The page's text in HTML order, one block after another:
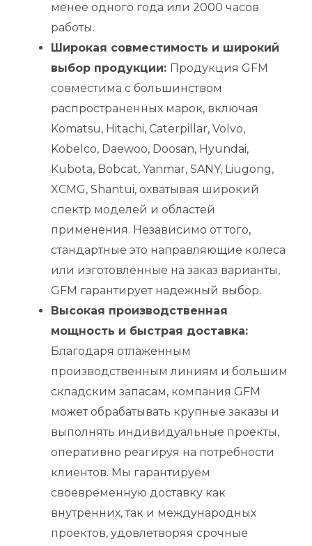
менее одного года или 2000 часов
работы.
Широкая совместимость и широкий
выбор продукции: Продукция GFM
совместима с большинством
распространенных марок, включая
Komatsu, Hitachi, Caterpillar, Volvo,
Kobelco, Daewoo, Doosan, Hyundai,
Kubota, Bobcat, Yanmar, SANY, Liugong,
XCMG, Shantui, охватывая широкий
спектр моделей и областей
применения. Независимо от того,
стандартные это направляющие колеса
или изготовленные на заказ варианты,
GFM гарантирует надежный выбор.
Высокая производственная
мощность и быстрая доставка:
Благодаря отлаженным
производственным линиям и большим
складским запасам, компания GFM
может обрабатывать крупные заказы и
выполнять индивидуальные проекты,
оперативно реагируя на потребности
клиентов. Мы гарантируем
своевременную доставку как
внутренних, так и международных
проектов, удовлетворяя срочные